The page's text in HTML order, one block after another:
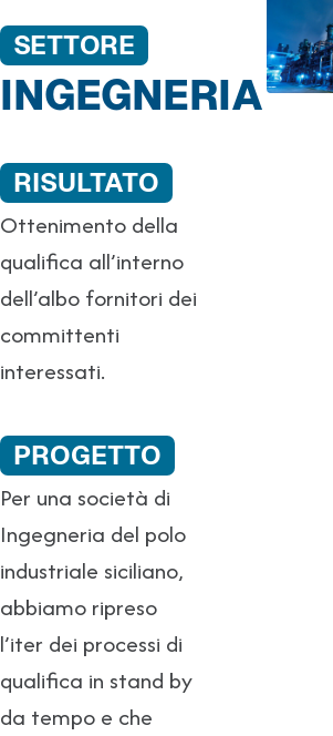
SETTORE
INGEGNERIA
RISULTATO
Ottenimento della
qualifica all’interno
dell’albo fornitori dei
committenti
interessati.
PROGETTO
Per una società di
Ingegneria del polo
industriale siciliano,
abbiamo ripreso
l’iter dei processi di
qualifica in stand by
da tempo e che